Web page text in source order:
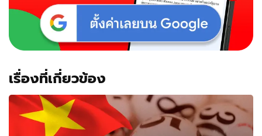
เรื่องที่เกี่ยวข้อง